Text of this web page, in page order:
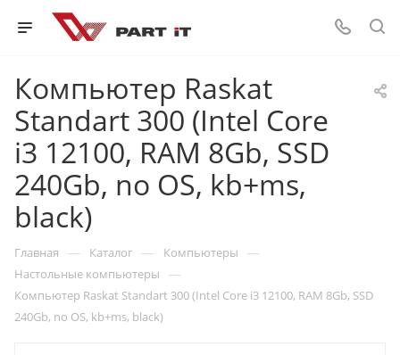
Компьютер Raskat
Standart 300 (Intel Core
i3 12100, RAM 8Gb, SSD
240Gb, no OS, kb+ms,
black)
Главная — Каталог — Компьютеры —
Настольные компьютеры —
Компьютер Raskat Standart 300 (Intel Core i3 12100, RAM 8Gb, SSD
240Gb, no OS, kb+ms, black)